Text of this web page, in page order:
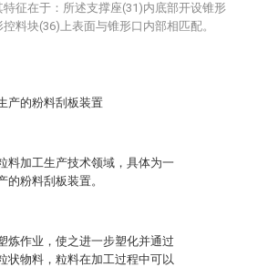
产的粉料刮板装置
料加工生产技术领域，具体为一
的粉料刮板装置。
炼作业，使之进一步塑化并通过
状物料，粒料在加工过程中可以
特征在于：所述支撑座(31)内底部开设锥形
料块(36)上表面与锥形口内部相匹配。